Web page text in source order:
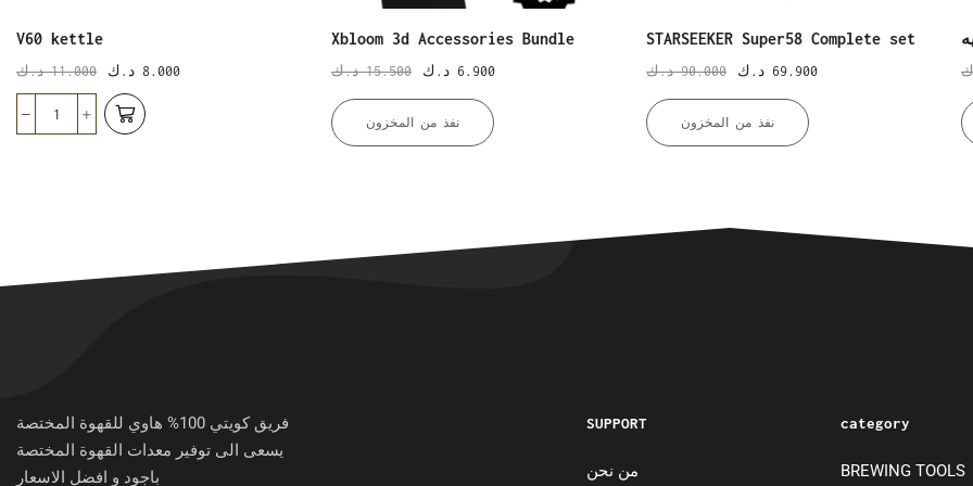
V60 kettle
11.000 د.ك 8.000 د.ك
Xbloom 3d Accessories Bundle
15.500 د.ك 6.900 د.ك
نفذ من المخزون
STARSEEKER Super58 Complete set
90.000 د.ك 69.900 د.ك
نفذ من المخزون
فريق كويتي 100% هاوي للقهوة المختصة
يسعى الى توفير معدات القهوة المختصة
باجود و افضل الاسعار
SUPPORT
من نحن
category
BREWING TOOLS